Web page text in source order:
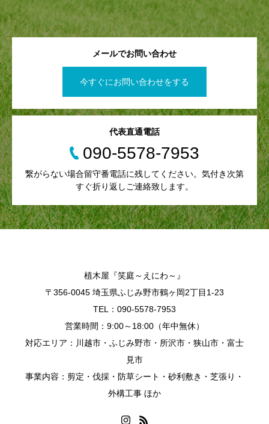
メールでお問い合わせ
今すぐにお問い合わせをする
代表直通電話
090-5578-7953
繋がらない場合留守番電話に残してください。気付き次第
すぐ折り返しご連絡致します。
植木屋『笑庭～えにわ～』
〒356-0045 埼玉県ふじみ野市鶴ヶ岡2丁目1-23
TEL：090-5578-7953
営業時間：9:00～18:00（年中無休）
対応エリア：川越市・ふじみ野市・所沢市・狭山市・富士
見市
事業内容：剪定・伐採・防草シート・砂利敷き・芝張り・
外構工事 ほか